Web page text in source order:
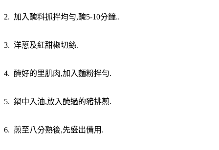
2. 加入醃料抓拌均勻,醃5-10分鐘..
3. 洋蔥及紅甜椒切絲.
4. 醃好的里肌肉,加入麵粉拌勻.
5. 鍋中入油,放入醃過的豬排煎.
6. 煎至八分熟後,先盛出備用.